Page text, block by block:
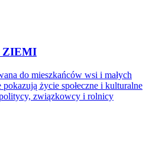
ZIEMI
do mieszkańców wsi i małych
życie społeczne i kulturalne
związkowcy i rolnicy